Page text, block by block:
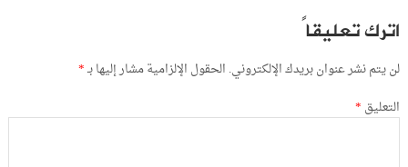
اترك تعليقاً
لن يتم نشر عنوان بريدك الإلكتروني. الحقول الإلزامية مشار إليها بـ*
التعليق *